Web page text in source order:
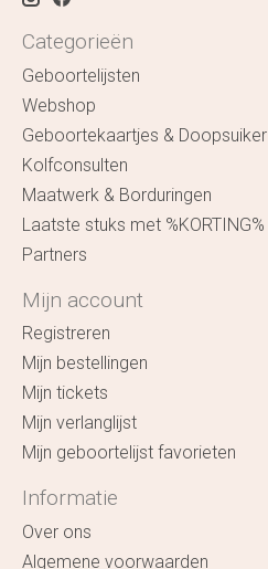
Categorieën
Geboortelijsten
Webshop
Geboortekaartjes & Doopsuiker
Kolfconsulten
Maatwerk & Borduringen
Laatste stuks met %KORTING%
Partners
Mijn account
Registreren
Mijn bestellingen
Mijn tickets
Mijn verlanglijst
Mijn geboortelijst favorieten
Informatie
Over ons
Algemene voorwaarden